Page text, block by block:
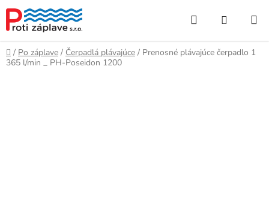
obsah
Hľadať
KOŠÍK
Domov
/ Po záplave / Čerpadlá plávajúce / Prenosné plávajúce čerpadlo 1
365 l/min _ PH-Poseidon 1200